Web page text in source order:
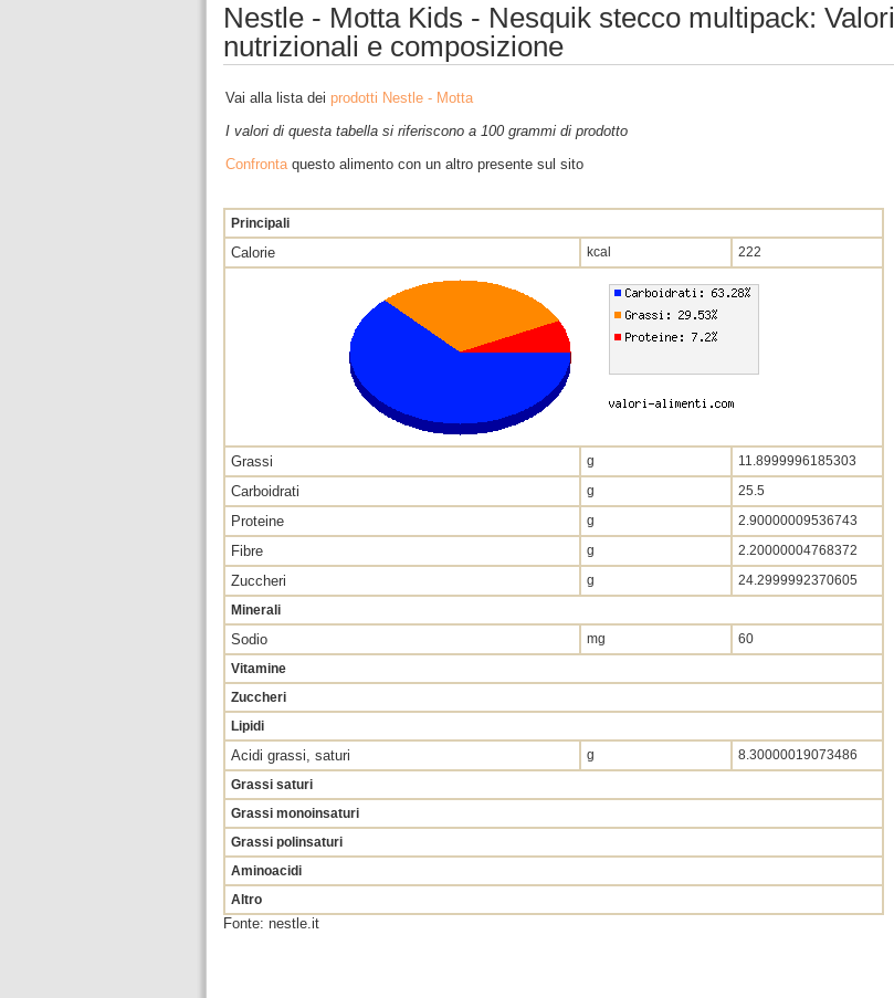
Nestle - Motta Kids - Nesquik stecco multipack: Valori
nutrizionali e composizione
Vai alla lista dei prodotti Nestle - Motta
I valori di questa tabella si riferiscono a 100 grammi di prodotto
Confrontaquesto alimento con un altro presente sul sito
Principali
Calorie kcal 222
Grassi g 11.8999996185303
Carboidrati g 25.5
Proteine g 2.90000009536743
Fibre g 2.20000004768372
Zuccheri g
24.2999992370605
Minerali
Sodio mg
60
Vitamine
Zuccheri
Lipidi
Acidi grassi, saturi g
8.30000019073486
Grassi saturi
Grassi monoinsaturi
Grassi polinsaturi
Aminoacidi
Altro
Fonte: nestle.it